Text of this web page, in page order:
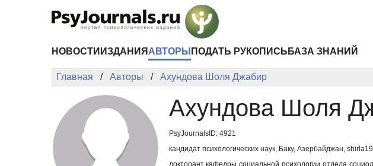
НОВОСТИ ИЗДАНИЯ АВТОРЫ ПОДАТЬ РУКОПИСЬ БАЗА ЗНАНИЙ
Главная Авторы Ахундова Шоля Джабир
Ахундова Шоля
PsyJournalsID: 4921
кандидат психологических наук, Баку, Азербайджан,
докторант кафедры социальной психологии отдела